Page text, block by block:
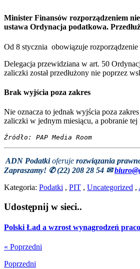
Minister Finansów rozporządzeniem
ustawa Ordynacja podatkowa.
Od 8 stycznia obowiązuje
Delegacja przewidziana w art. 50
zaliczki został przedłużony nie poprzez
Brak wyjścia poza zakres
Nie oznacza to jednak wyjścia poza
zaliczki w jednym miesiącu, a pobranie
Źródło: PAP Media Room
ADN Podatkioferuje rozwiązania
Zapraszamy! ✆ (22) 208 28 54 ✉
Kategoria: Podatki , PIT , Uncategorized ,
Udostępnij w sieci..
Polski Ład a wzrost wynagrodzeń
« Poprzedni
Poprzedni